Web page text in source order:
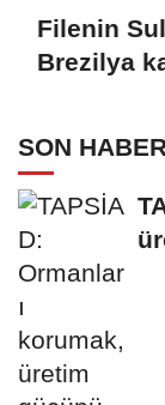
Filenin
Brezilya
SON